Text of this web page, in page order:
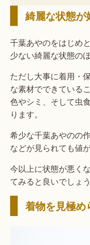
綺麗な状態が
千葉あやのをはじめ
少ない綺麗な状態の
ただし大事に着用・
な素材でできている
色やシミ、そして虫
ります。
希少な千葉あやのの
などが見られても値
今以上に状態が悪く
てみると良いでしょう
着物を見極め